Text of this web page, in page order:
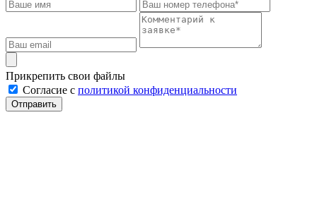
Прикрепить свои файлы
Cогласие с политикой конфиденциальности
Отправить